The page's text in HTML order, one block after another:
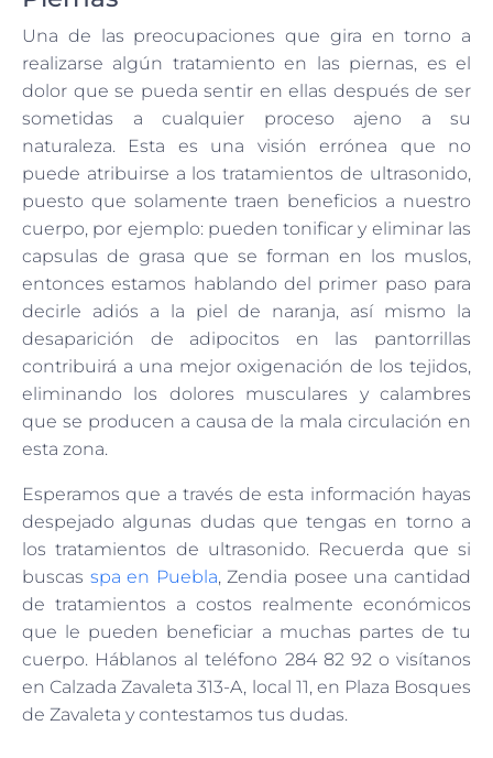
Una de las preocupaciones que gira en torno a
realizarse algún tratamiento en las piernas, es el
dolor que se pueda sentir en ellas después de ser
sometidas a cualquier proceso ajeno a su
naturaleza. Esta es una visión errónea que no
puede atribuirse a los tratamientos de ultrasonido,
puesto que solamente traen beneficios a nuestro
cuerpo, por ejemplo: pueden tonificar y eliminar las
capsulas de grasa que se forman en los muslos,
entonces estamos hablando del primer paso para
decirle adiós a la piel de naranja, así mismo la
desaparición de adipocitos en las pantorrillas
contribuirá a una mejor oxigenación de los tejidos,
eliminando los dolores musculares y calambres
que se producen a causa de la mala circulación en
esta zona.
Esperamos que a través de esta información hayas
despejado algunas dudas que tengas en torno a
los tratamientos de ultrasonido. Recuerda que si
buscas spa en Puebla, Zendia posee una cantidad
de tratamientos a costos realmente económicos
que le pueden beneficiar a muchas partes de tu
cuerpo. Háblanos al teléfono 284 82 92 o visítanos
en Calzada Zavaleta 313-A, local 11, en Plaza Bosques
de Zavaleta y contestamos tus dudas.